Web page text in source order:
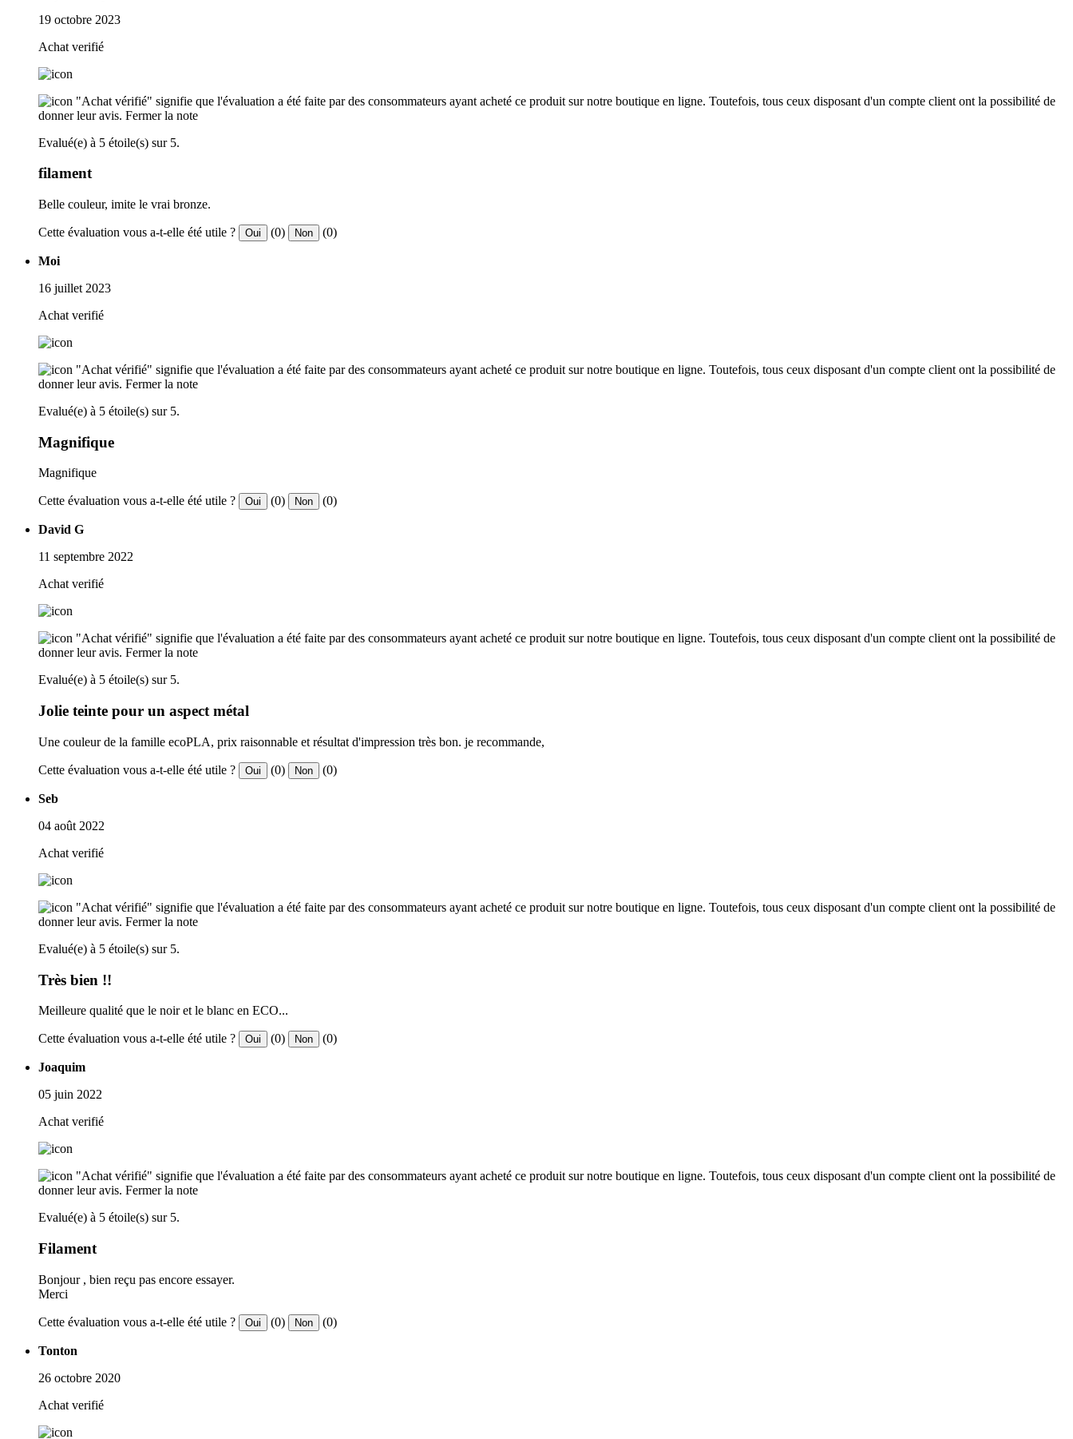
19 octobre 2023
Achat verifié
"Achat vérifié" signifie que l'évaluation a été faite par des consommateurs ayant acheté ce produit sur notre boutique en ligne. Toutefois, tous ceux disposant d'un compte client ont la possibilité de
donner leur avis. Fermer la note
Evalué(e) à 5 étoile(s) sur 5.
filament
Belle couleur, imite le vrai bronze.
Cette évaluation vous a-t-elle été utile ? Oui (0) Non (0)
Moi
16 juillet 2023
Achat verifié
"Achat vérifié" signifie que l'évaluation a été faite par des consommateurs ayant acheté ce produit sur notre boutique en ligne. Toutefois, tous ceux disposant d'un compte client ont la possibilité de
donner leur avis. Fermer la note
Evalué(e) à 5 étoile(s) sur 5.
Magnifique
Magnifique
Cette évaluation vous a-t-elle été utile ? Oui (0) Non (0)
David G
11 septembre 2022
Achat verifié
"Achat vérifié" signifie que l'évaluation a été faite par des consommateurs ayant acheté ce produit sur notre boutique en ligne. Toutefois, tous ceux disposant d'un compte client ont la possibilité de
donner leur avis. Fermer la note
Evalué(e) à 5 étoile(s) sur 5.
Jolie teinte pour un aspect métal
Une couleur de la famille ecoPLA, prix raisonnable et résultat d'impression très bon. je recommande,
Cette évaluation vous a-t-elle été utile ? Oui (0) Non (0)
Seb
04 août 2022
Achat verifié
"Achat vérifié" signifie que l'évaluation a été faite par des consommateurs ayant acheté ce produit sur notre boutique en ligne. Toutefois, tous ceux disposant d'un compte client ont la possibilité de
donner leur avis. Fermer la note
Evalué(e) à 5 étoile(s) sur 5.
Très bien !!
Meilleure qualité que le noir et le blanc en ECO...
Cette évaluation vous a-t-elle été utile ? Oui (0) Non (0)
Joaquim
05 juin 2022
Achat verifié
"Achat vérifié" signifie que l'évaluation a été faite par des consommateurs ayant acheté ce produit sur notre boutique en ligne. Toutefois, tous ceux disposant d'un compte client ont la possibilité de
donner leur avis. Fermer la note
Evalué(e) à 5 étoile(s) sur 5.
Filament
Bonjour , bien reçu pas encore essayer.
Merci
Cette évaluation vous a-t-elle été utile ? Oui (0) Non (0)
Tonton
26 octobre 2020
Achat verifié